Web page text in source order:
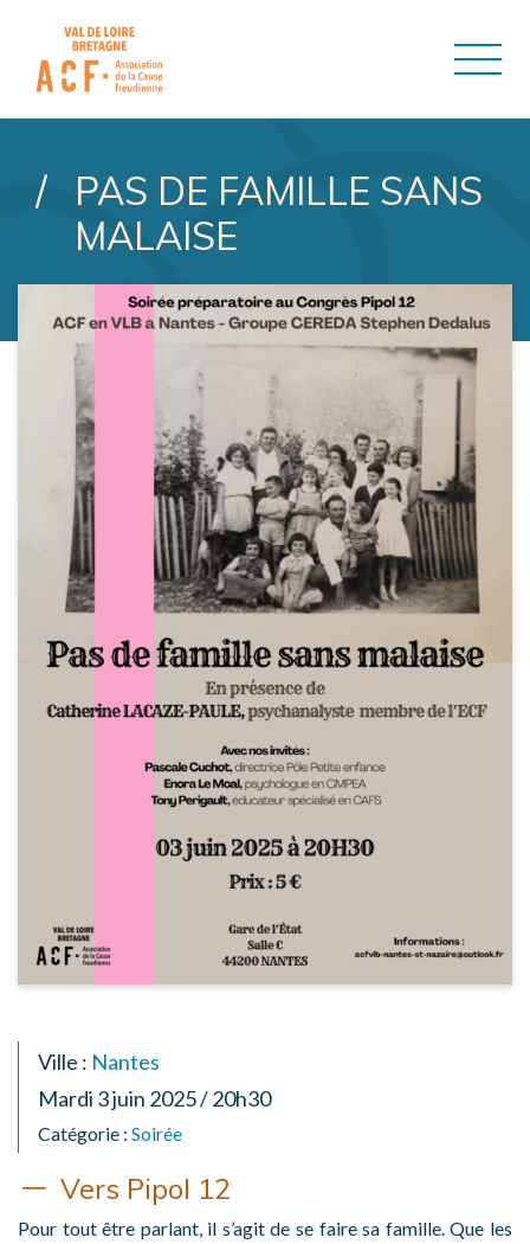
ASSOCIATION DE LA
PAS DE FAMILLE SANS
MALAISE
Ville : Nantes
Mardi 3 juin 2025 / 20h30
Catégorie : Soirée
Vers Pipol 12
Pour tout être parlant, il s’agit de se faire sa famille. Que les